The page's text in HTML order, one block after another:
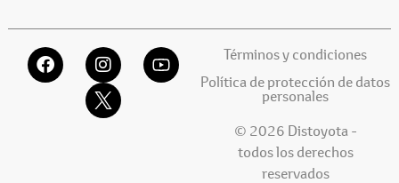
Términos y condiciones
Política de protección de datos
personales
© 2026 Distoyota -
todos los derechos
reservados